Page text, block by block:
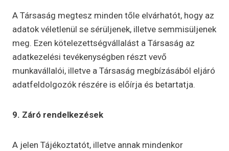
A Társaság megtesz minden tőle elvárhatót, hogy az
adatok véletlenül se sérüljenek, illetve semmisüljenek
meg. Ezen kötelezettségvállalást a Társaság az
adatkezelési tevékenységben részt vevő
munkavállalói, illetve a Társaság megbízásából eljáró
adatfeldolgozók részére is előírja és betartatja.
9. Záró rendelkezések
A jelen Tájékoztatót, illetve annak mindenkor